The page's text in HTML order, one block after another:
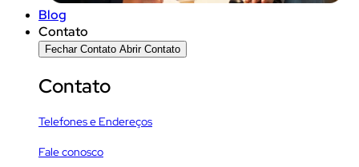
Blog
Contato
Fechar Contato Abrir Contato
Contato
Telefones e Endereços
Fale conosco